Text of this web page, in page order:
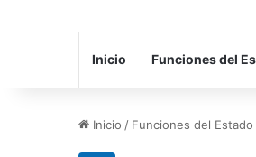
Inicio Funciones del
Inicio / Funciones del Estado